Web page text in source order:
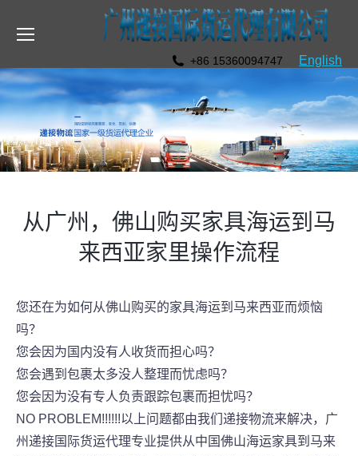
+86 15360094747 English
从广州，佛山购买家具海运到马
来西亚家里操作流程
您还在为如何从佛山购买的家具海运到马来西亚而烦恼
吗？
您会因为国内没有人收货而担心吗？
您会遇到包裹太多没人整理而忧虑吗？
您会因为没有专人负责跟踪包裹而担忧吗？
NO PROBLEM!!!!!!以上问题都由我们递接物流来解决，广
州递接国际货运代理专业提供从中国佛山海运家具到马来